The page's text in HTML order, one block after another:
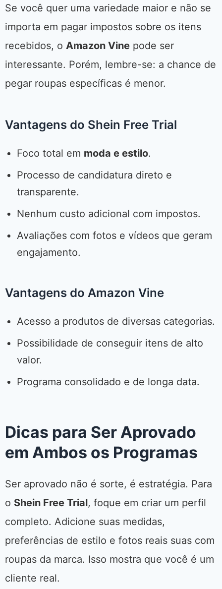
Se você quer uma variedade maior e não se
importa em pagar impostos sobre os itens
recebidos, o Amazon Vine pode ser
interessante. Porém, lembre-se: a chance de
pegar roupas específicas é menor.
Vantagens do Shein Free Trial
Foco total em moda e estilo.
Processo de candidatura direto e
transparente.
Nenhum custo adicional com impostos.
Avaliações com fotos e vídeos que geram
engajamento.
Vantagens do Amazon Vine
Acesso a produtos de diversas categorias.
Possibilidade de conseguir itens de alto
valor.
Programa consolidado e de longa data.
Dicas para Ser Aprovado
em Ambos os Programas
Ser aprovado não é sorte, é estratégia. Para
o Shein Free Trial, foque em criar um perfil
completo. Adicione suas medidas,
preferências de estilo e fotos reais suas com
roupas da marca. Isso mostra que você é um
cliente real.